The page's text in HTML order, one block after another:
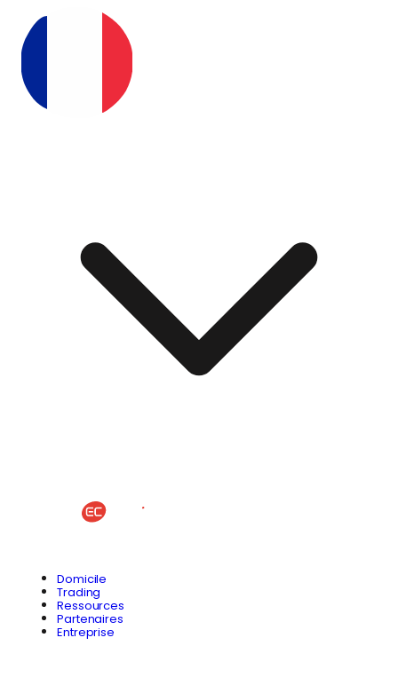
Domicile
Trading
Ressources
Partenaires
Entreprise